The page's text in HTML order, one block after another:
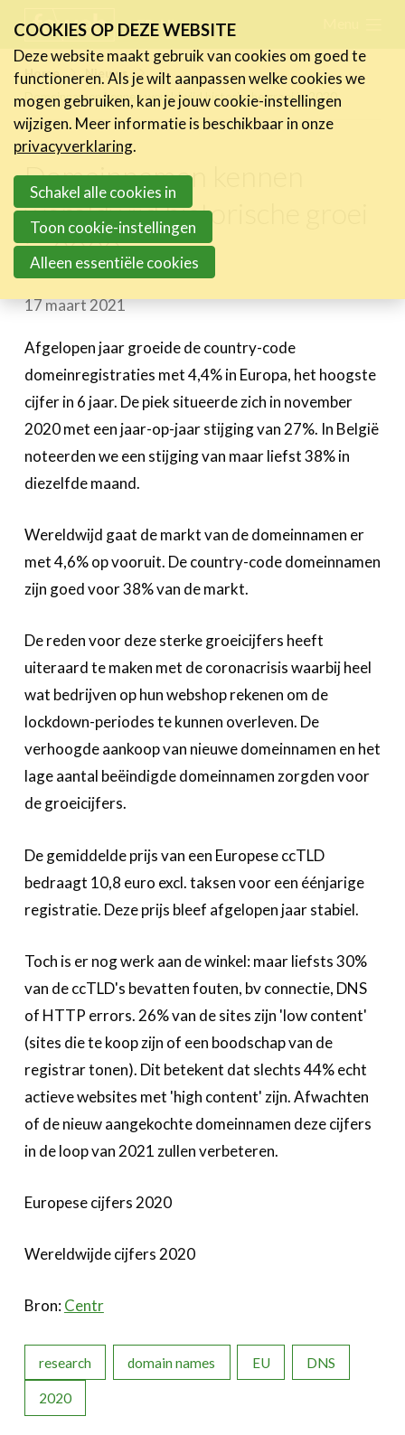
links
Jump
to
navigation
to
main
content
FR NL
Home
Nieuws
Domeinnamen kennen wereldwijd historische groei in 2020
Domeinnamen kennen
wereldwijd historische groei
in 2020
17 maart 2021
Afgelopen jaar groeide de country-code
domeinregistraties met 4,4% in Europa, het hoogste
cijfer in 6 jaar. De piek situeerde zich in november
2020 met een jaar-op-jaar stijging van 27%. In België
noteerden we een stijging van maar liefst 38% in
diezelfde maand.
Wereldwijd gaat de markt van de domeinnamen er
met 4,6% op vooruit. De country-code domeinnamen
zijn goed voor 38% van de markt.
De reden voor deze sterke groeicijfers heeft
uiteraard te maken met de coronacrisis waarbij heel
wat bedrijven op hun webshop rekenen om de
lockdown-periodes te kunnen overleven. De
verhoogde aankoop van nieuwe domeinnamen en het
lage aantal beëindigde domeinnamen zorgden voor
de groeicijfers.
De gemiddelde prijs van een Europese ccTLD
bedraagt 10,8 euro excl. taksen voor een éénjarige
registratie. Deze prijs bleef afgelopen jaar stabiel.
Toch is er nog werk aan de winkel: maar liefsts 30%
van de ccTLD's bevatten fouten, bv connectie, DNS
of HTTP errors. 26% van de sites zijn 'low content'
(sites die te koop zijn of een boodschap van de
registrar tonen). Dit betekent dat slechts 44% echt
actieve websites met 'high content' zijn. Afwachten
of de nieuw aangekochte domeinnamen deze cijfers
in de loop van 2021 zullen verbeteren.
Europese cijfers 2020
Wereldwijde cijfers 2020
Bron:Centr
research domain names EU DNS
2020
Nieuws
Nieuwsberichten
FeWeb Videos
Jobs in de sector
Activiteiten
Cases
Toolbox
Bedrijvenzoeker
COOKIES OP DEZE WEBSITE
Deze website maakt gebruik van cookies om goed te
functioneren. Als je wilt aanpassen welke cookies we
mogen gebruiken, kan je jouw cookie-instellingen
wijzigen. Meer informatie is beschikbaar in onze
privacyverklaring.
Schakel alle cookies in
Toon cookie-instellingen
Alleen essentiële cookies